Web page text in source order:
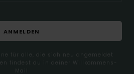
ANMELDEN
für alle, die sich neu angemeldet
findest du in deiner Willkommens-
Mail